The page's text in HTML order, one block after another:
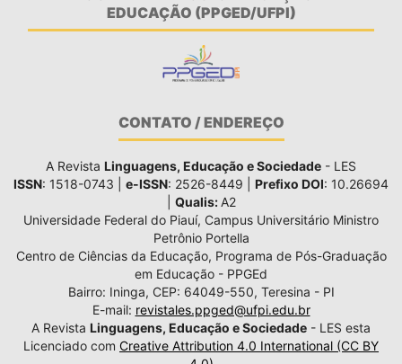
EDUCAÇÃO (PPGED/UFPI)
CONTATO / ENDEREÇO
A Revista Linguagens, Educação e Sociedade - LES
ISSN: 1518-0743 | e-ISSN: 2526-8449 | Prefixo DOI: 10.26694
Qualis: A2
Universidade Federal do Piauí, Campus Universitário Ministro
Petrônio Portella
Centro de Ciências da Educação, Programa de Pós-Graduação
em Educação - PPGEd
Bairro: Ininga, CEP: 64049-550, Teresina - PI
E-mail: revistales.ppged@ufpi.edu.br
A Revista Linguagens, Educação e Sociedade - LES esta
Licenciado com Creative Attribution 4.0 International (CC BY